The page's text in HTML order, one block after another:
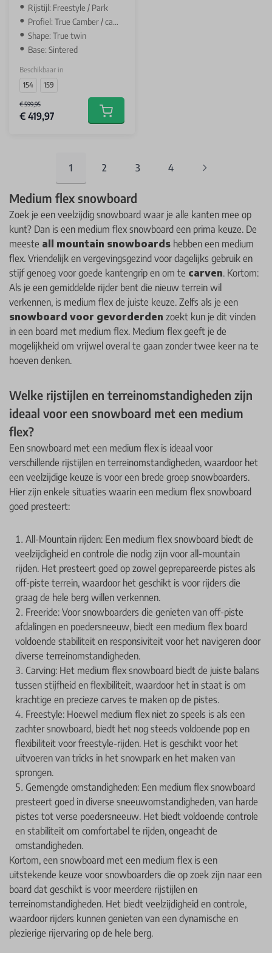
Rijstijl: Freestyle / Park
Profiel: True Camber / camber
Shape: True twin
Base: Sintered
Beschikbaar in
154
159
€ 599,95
€ 419,97 Add to cart
You're currently reading page
1 Pagina
2 Pagina
3 Pagina
4
Medium flex snowboard
Zoek je een veelzijdig snowboard waar je alle kanten mee op
kunt? Dan is een medium flex snowboard een prima keuze. De
meeste all mountain snowboards hebben een medium
flex. Vriendelijk en vergevingsgezind voor dagelijks gebruik en
stijf genoeg voor goede kantengrip en om te carven. Kortom:
Als je een gemiddelde rijder bent die nieuw terrein wil
verkennen, is medium flex de juiste keuze. Zelfs als je een
snowboard voor gevorderden zoekt kun je dit vinden
in een board met medium flex. Medium flex geeft je de
mogelijkheid om vrijwel overal te gaan zonder twee keer na te
hoeven denken.
Welke rijstijlen en terreinomstandigheden zijn
ideaal voor een snowboard met een medium
flex?
Een snowboard met een medium flex is ideaal voor
verschillende rijstijlen en terreinomstandigheden, waardoor het
een veelzijdige keuze is voor een brede groep snowboarders.
Hier zijn enkele situaties waarin een medium flex snowboard
goed presteert:
All-Mountain rijden: Een medium flex snowboard biedt de
veelzijdigheid en controle die nodig zijn voor all-mountain
rijden. Het presteert goed op zowel geprepareerde pistes als
off-piste terrein, waardoor het geschikt is voor rijders die
graag de hele berg willen verkennen.
Freeride: Voor snowboarders die genieten van off-piste
afdalingen en poedersneeuw, biedt een medium flex board
voldoende stabiliteit en responsiviteit voor het navigeren door
diverse terreinomstandigheden.
Carving: Het medium flex snowboard biedt de juiste balans
tussen stijfheid en flexibiliteit, waardoor het in staat is om
krachtige en precieze carves te maken op de pistes.
Freestyle: Hoewel medium flex niet zo speels is als een
zachter snowboard, biedt het nog steeds voldoende pop en
flexibiliteit voor freestyle-rijden. Het is geschikt voor het
uitvoeren van tricks in het snowpark en het maken van
sprongen.
Gemengde omstandigheden: Een medium flex snowboard
presteert goed in diverse sneeuwomstandigheden, van harde
pistes tot verse poedersneeuw. Het biedt voldoende controle
en stabiliteit om comfortabel te rijden, ongeacht de
omstandigheden.
Kortom, een snowboard met een medium flex is een
uitstekende keuze voor snowboarders die op zoek zijn naar een
board dat geschikt is voor meerdere rijstijlen en
terreinomstandigheden. Het biedt veelzijdigheid en controle,
waardoor rijders kunnen genieten van een dynamische en
plezierige rijervaring op de hele berg.